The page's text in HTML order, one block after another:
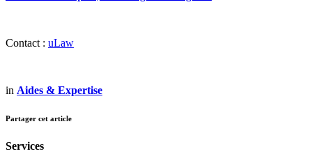
Contact : uLaw
in Aides & Expertise
Partager cet article
Services